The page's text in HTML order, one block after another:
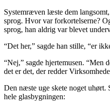
Systemræven læste dem
sprog. Hvor var forkortelserne?
sprog, han aldrig var blevet
“Det her,” sagde han stille, “er
“Nej,” sagde hjertemusen. “Men
det er det, der redder
Den næste uge skete noget uhørt.
hele glasbygningen: